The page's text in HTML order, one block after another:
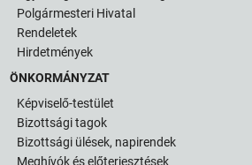
Polgármesteri Hivatal
Rendeletek
Hirdetmények
ÖNKORMÁNYZAT
Képviselő-testület
Bizottsági tagok
Bizottsági ülések, napirendek
Meghívók és előterjesztések